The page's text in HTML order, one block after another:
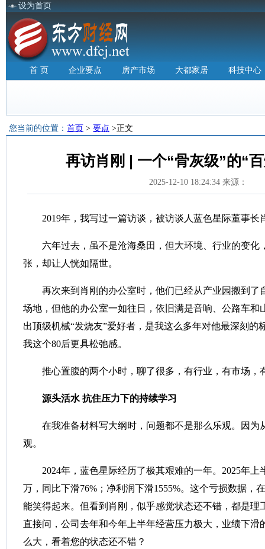
设为首页
首 页 企业要点 房产市场 大都家居 科技中心
您当前的位置： 首页 > 要点 >正文
再访肖刚 | 一个“骨灰级”的“
2025-12-10 18:24:34 来源：
2019年，我写过一篇访谈，被访谈人蓝色星际董事长
六年过去，虽不是沧海桑田，但大环境、行业的变化
张，却让人恍如隔世。
再次来到肖刚的办公室时，他们已经从产业园搬到了
场地，但他的办公室一如往日，依旧满是音响、公路车和
出顶级机械“发烧友”爱好者，是我这么多年对他最深刻的
我这个80后更具松弛感。
推心置腹的两个小时，聊了很多，有行业，有市场，
源头活水 抗住压力下的持续学习
在我准备材料写大纲时，问题都不是那么乐观。因为
观。
2024年，蓝色星际经历了极其艰难的一年。2025年上
万，同比下滑76%；净利润下滑1555%。这个亏损数据，
能笑得起来。但看到肖刚，似乎感觉状态还不错，都是理
直接问，公司去年和今年上半年经营压力极大，业绩下滑
么大，看着您的状态还不错？